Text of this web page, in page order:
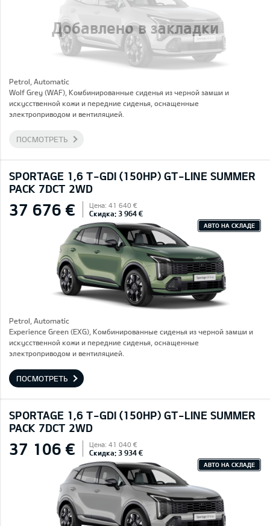
Добавлено в закладки
Petrol, Automatic
Wolf Grey (WAF), Комбинированные сиденья из черной замши и
искусственной кожи и передние сиденья, оснащенные
электроприводом и вентиляцией.
ПОСМОТРЕТЬ
SPORTAGE 1,6 T-GDI (150HP) GT-LINE SUMMER
PACK 7DCT 2WD
37 676 € Цена: 41 640 €
Скидка: 3 964 €
АВТО НА СКЛАДЕ
Petrol, Automatic
Experience Green (EXG), Комбинированные сиденья из черной замши и
искусственной кожи и передние сиденья, оснащенные
электроприводом и вентиляцией.
ПОСМОТРЕТЬ
SPORTAGE 1,6 T-GDI (150HP) GT-LINE SUMMER
PACK 7DCT 2WD
37 106 € Цена: 41 040 €
Скидка: 3 934 €
АВТО НА СКЛАДЕ